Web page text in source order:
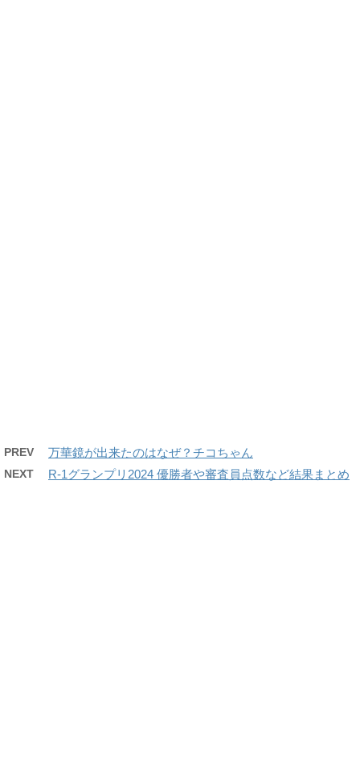
PREV 万華鏡が出来たのはなぜ？チコちゃん
NEXT R-1グランプリ2024 優勝者や審査員点数など結果まとめ